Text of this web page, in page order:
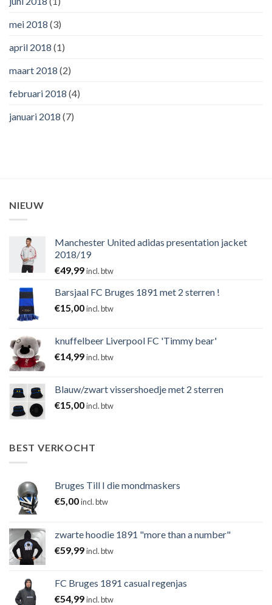
mei 2018 (3)
april 2018 (1)
maart 2018 (2)
februari 2018 (4)
januari 2018 (7)
NIEUW
Manchester United adidas presentation jacket
2018/19
€49,99incl. btw
Barsjaal FC Bruges 1891 met 2 sterren !
€15,00incl. btw
knuffelbeer Liverpool FC 'Timmy bear'
€14,99incl. btw
Blauw/zwart vissershoedje met 2 sterren
€15,00incl. btw
BEST VERKOCHT
Bruges Till I die mondmaskers
€5,00incl. btw
zwarte hoodie 1891 "more than a number"
€59,99incl. btw
FC Bruges 1891 casual regenjas
€54,99incl. btw